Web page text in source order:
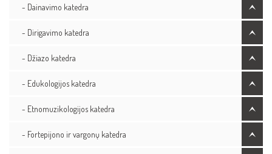
- Dainavimo katedra
- Dirigavimo katedra
- Džiazo katedra
- Edukologijos katedra
- Etnomuzikologijos katedra
- Fortepijono ir vargonų katedra